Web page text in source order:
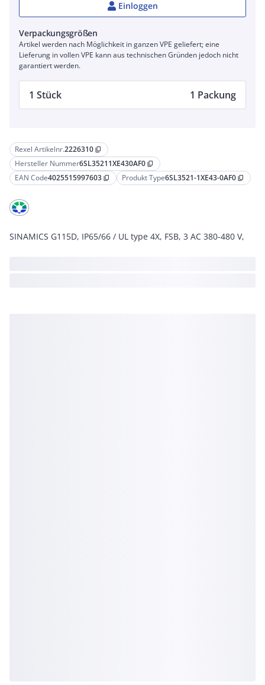
Rexel Artikelnr.2226310 content_copy
Hersteller Nummer6SL35211XE430AF0 content_copy
EAN Code4025515997603 content_copy Produkt Type6SL3521-1XE43-0AF0 content_copy
SINAMICS G115D, IP65/66 / UL type 4X, FSB, 3 AC 380-480 V,
Einloggen
Verpackungsgrößen
Artikel werden nach Möglichkeit in ganzen VPE geliefert; eine
Lieferung in vollen VPE kann aus technischen Gründen jedoch nicht
garantiert werden.
1 Stück 1 Packung